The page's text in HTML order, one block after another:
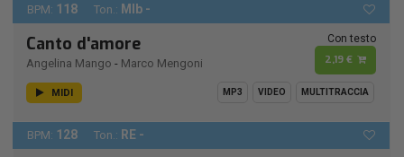
BPM: 118 Ton.: MIb -
Canto d'amore
Angelina Mango - Marco Mengoni
Con testo
2,19 €
MIDI MP3 VIDEO MULTITRACCIA
BPM: 128 Ton.: RE -